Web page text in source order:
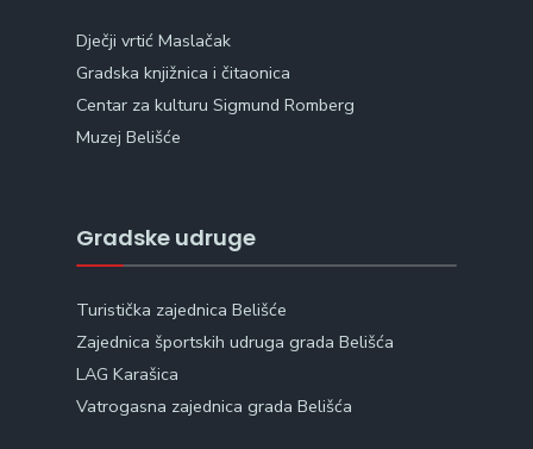
Dječji vrtić Maslačak
Gradska knjižnica i čitaonica
Centar za kulturu Sigmund Romberg
Muzej Belišće
Gradske udruge
Turistička zajednica Belišće
Zajednica športskih udruga grada Belišća
LAG Karašica
Vatrogasna zajednica grada Belišća